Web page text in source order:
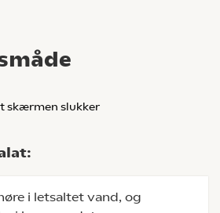
skærmen slukker
i letsaltet vand, og